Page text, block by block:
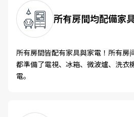
所有房間均配備家
所有房間皆配有家具與家電！所有房
都準備了電視、冰箱、微波爐、洗衣
電。